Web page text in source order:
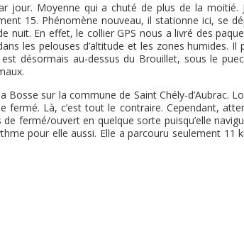
jour. Moyenne qui a chuté de plus de la moitié.
15. Phénomène nouveau, il stationne ici, se
En effet, le collier GPS nous a livré des
les pelouses d’altitude et les zones humides. Il
désormais au-dessus du Brouillet, sous le
sur la commune de Saint Chély-d’Aubrac.
Là, c’est tout le contraire. Cependant,
fermé/ouvert en quelque sorte puisqu’elle
pour elle aussi. Elle a parcouru seulement 11